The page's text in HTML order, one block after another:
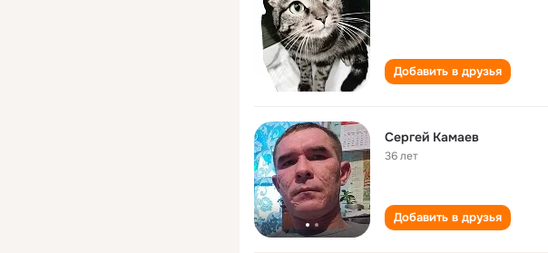
Добавить в друзья
Сергей Камаев
36 лет
Добавить в друзья